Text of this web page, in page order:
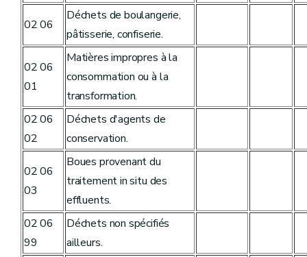
02 06
Déchets de boulangerie,
pâtisserie, confiserie.
02 06
01
Matières impropres à la
consommation ou à la
transformation.
02 06
02
Déchets d'agents de
conservation.
02 06
03
Boues provenant du
traitement in situ des
effluents.
02 06
99
Déchets non spécifiés
ailleurs.